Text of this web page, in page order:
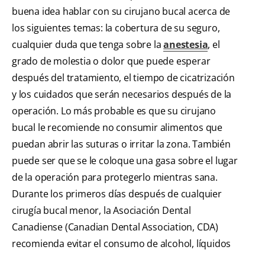
buena idea hablar con su cirujano bucal acerca de
los siguientes temas: la cobertura de su seguro,
cualquier duda que tenga sobre laanestesia, el
grado de molestia o dolor que puede esperar
después del tratamiento, el tiempo de cicatrización
y los cuidados que serán necesarios después de la
operación. Lo más probable es que su cirujano
bucal le recomiende no consumir alimentos que
puedan abrir las suturas o irritar la zona. También
puede ser que se le coloque una gasa sobre el lugar
de la operación para protegerlo mientras sana.
Durante los primeros días después de cualquier
cirugía bucal menor, la Asociación Dental
Canadiense (Canadian Dental Association, CDA)
recomienda evitar el consumo de alcohol, líquidos